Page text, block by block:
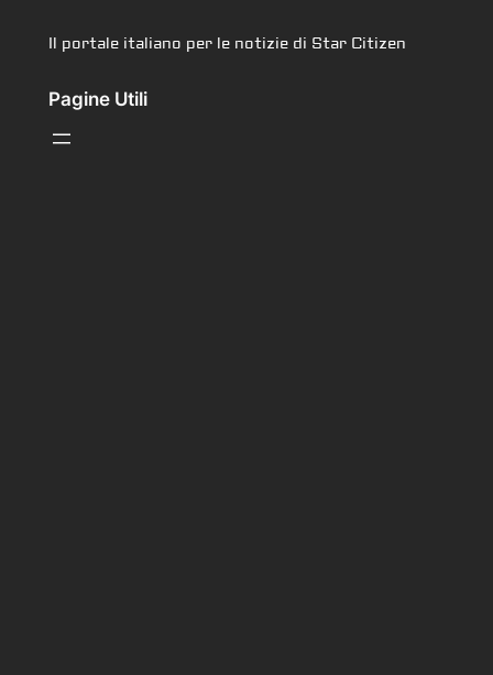
Il portale italiano per le notizie di Star Citizen
Pagine Utili